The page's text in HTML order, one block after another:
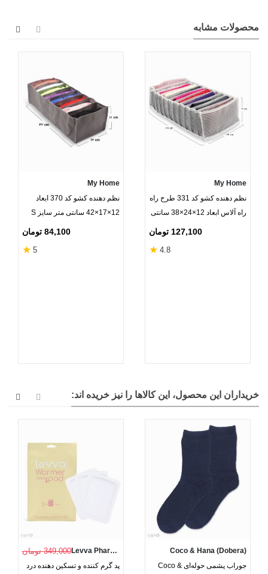
محصولات مشابه
My Home
نظم دهنده کشو کد 331 طرح راه
راه آلاس ابعاد 12×24×38 سانتی
متر سایز M خاکستری سفید - 11
127,100 تومان
4.8
★
My Home
نظم دهنده کشو کد 370 ابعاد
12×17×42 سانتی متر سایز S
84,100 تومان
5
★
خریداران این محصول، این کالاها را نیز خریده اند:
Coco & Hana (Dobera)
جوراب پشمی حوله‌ای Coco &
Levva Pharma 349,000 تومان
پد گرم کننده و تسکین دهنده درد